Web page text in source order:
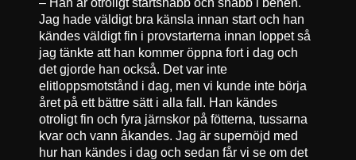
Jag hade väldigt bra känsla innan start och han
kändes väldigt fin i provstarterna innan loppet så
jag tänkte att han kommer öppna fort i dag och
det gjorde han också. Det var inte
elitloppsmotstånd i dag, men vi kunde inte börja
året på ett bättre sätt i alla fall. Han kändes
otroligt fin och fyra järnskor på fötterna, tussarna
kvar och vann åkandes. Jag är supernöjd med
hur han kändes i dag och sedan får vi se om det